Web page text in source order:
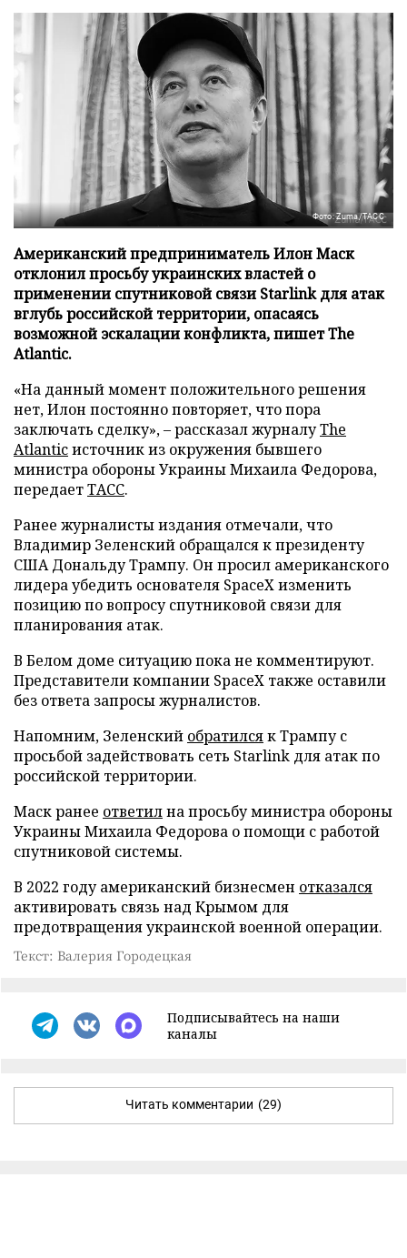
Фото: Zuma/ТАСС
Американский предприниматель Илон Маск
отклонил просьбу украинских властей о
применении спутниковой связи Starlink для атак
вглубь российской территории, опасаясь
возможной эскалации конфликта, пишет The
Atlantic.
«На данный момент положительного решения
нет, Илон постоянно повторяет, что пора
заключать сделку», – рассказал журналуThe
Atlanticисточник из окружения бывшего
министра обороны Украины Михаила Федорова,
передаетТАСС.
Ранее журналисты издания отмечали, что
Владимир Зеленский обращался к президенту
США Дональду Трампу. Он просил американского
лидера убедить основателя SpaceX изменить
позицию по вопросу спутниковой связи для
планирования атак.
В Белом доме ситуацию пока не комментируют.
Представители компании SpaceX также оставили
без ответа запросы журналистов.
Напомним, Зеленский обратилсяк Трампу с
просьбой задействовать сеть Starlink для атак по
российской территории.
Маск ранее ответилна просьбу министра обороны
Украины Михаила Федорова о помощи с работой
спутниковой системы.
В 2022 году американский бизнесмен отказался
активировать связь над Крымом для
предотвращения украинской военной операции.
Текст: Валерия Городецкая
Подписывайтесь на наши
каналы
Читать комментарии (29)